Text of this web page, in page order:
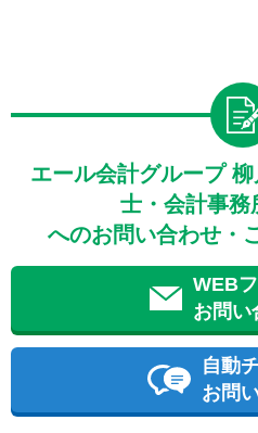
エール会計グループ
士・会計事
へのお問い合わせ・
WEB
お問い
自動
お問